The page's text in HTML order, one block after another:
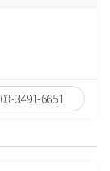
03-3491-6651